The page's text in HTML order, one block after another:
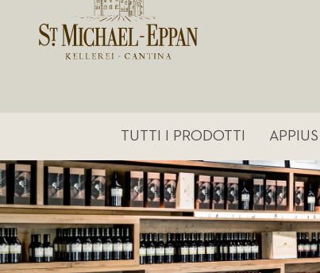
TUTTI I PRODOTTI APPIUS